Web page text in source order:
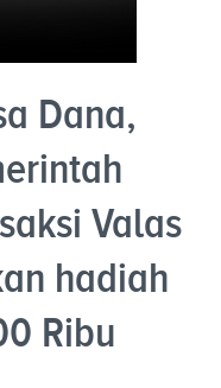
Dana,
Valas
hadiah
Ribu